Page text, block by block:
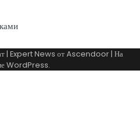
| Expert News отAscendoor| На
WordPress.